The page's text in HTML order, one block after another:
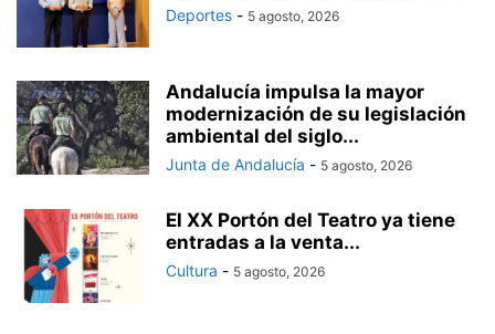
Deportes - 5 agosto, 2026
Andalucía impulsa la mayor
modernización de su legislación
ambiental del siglo...
Junta de Andalucía - 5 agosto, 2026
El XX Portón del Teatro ya tiene
entradas a la venta...
Cultura - 5 agosto, 2026